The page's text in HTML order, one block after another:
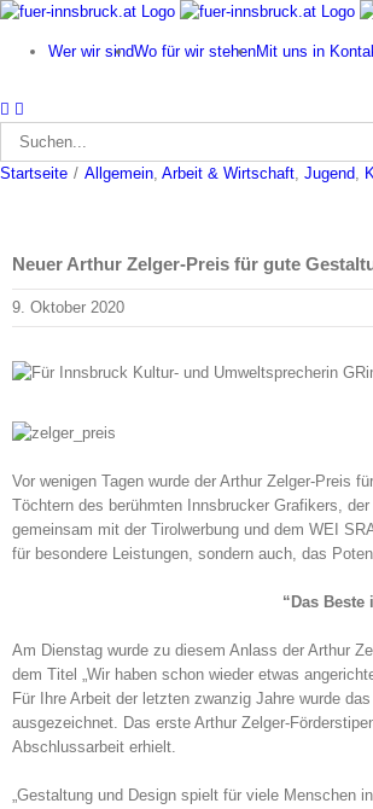
Zum
springenWer wir sindWo für wir stehenMit uns in
Suche
nach:
Startseite / Allgemein, Arbeit & Wirtschaft, Jugend,
Neuer Arthur Zelger-Preis für gute
9. Oktober 2020
Vor wenigen Tagen wurde der Arthur Zelger-Preis
Töchtern des berühmten Innsbrucker Grafikers,
gemeinsam mit der Tirolwerbung und dem WEI
für besondere Leistungen, sondern auch, das
“Das
Am Dienstag wurde zu diesem Anlass der Arthur
dem Titel „Wir haben schon wieder etwas
Für Ihre Arbeit der letzten zwanzig Jahre wurde
ausgezeichnet. Das erste Arthur Zelger-
Abschlussarbeit erhielt.
„Gestaltung und Design spielt für viele Menschen